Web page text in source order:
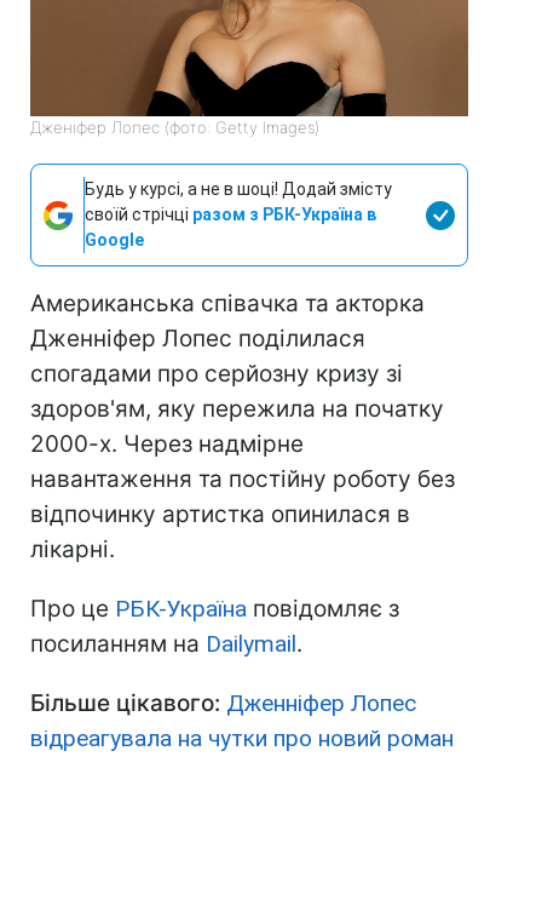
Дженіфер Лопес (фото: Getty Images)
Будь у курсі, а не в шоці! Додай змісту
своїй стрічці разом з РБК-Україна в
Google
Американська співачка та акторка
Дженніфер Лопес поділилася
спогадами про серйозну кризу зі
здоров'ям, яку пережила на початку
2000-х. Через надмірне
навантаження та постійну роботу без
відпочинку артистка опинилася в
лікарні.
Про це РБК-Україна повідомляє з
посиланням на Dailymail.
Більше цікавого: Дженніфер Лопес
відреагувала на чутки про новий роман